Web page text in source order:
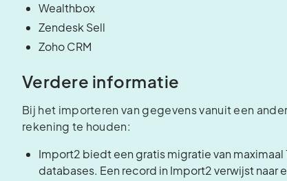
Wealthbox
Zendesk Sell
Zoho CRM
Verdere informatie
Bij het importeren van gegevens vanuit een
rekening te houden:
Import2 biedt een gratis migratie van
databases. Een record in Import2 verwijst naar